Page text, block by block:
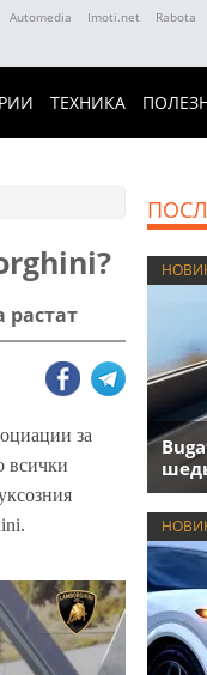
Automedia Imoti.net Rabota
ТЕХНИКА
за
всички